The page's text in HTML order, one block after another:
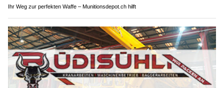
Ihr Weg zur perfekten Waffe – Munitionsdepot.ch hilft